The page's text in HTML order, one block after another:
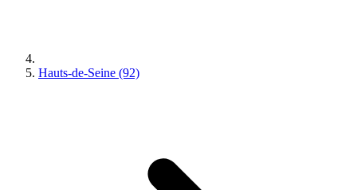
Hauts-de-Seine (92)